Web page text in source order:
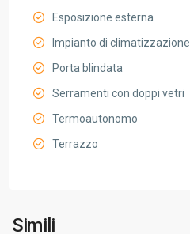
Esposizione esterna
Impianto di climatizzazione
Porta blindata
Serramenti con doppi vetri
Termoautonomo
Terrazzo
Simili